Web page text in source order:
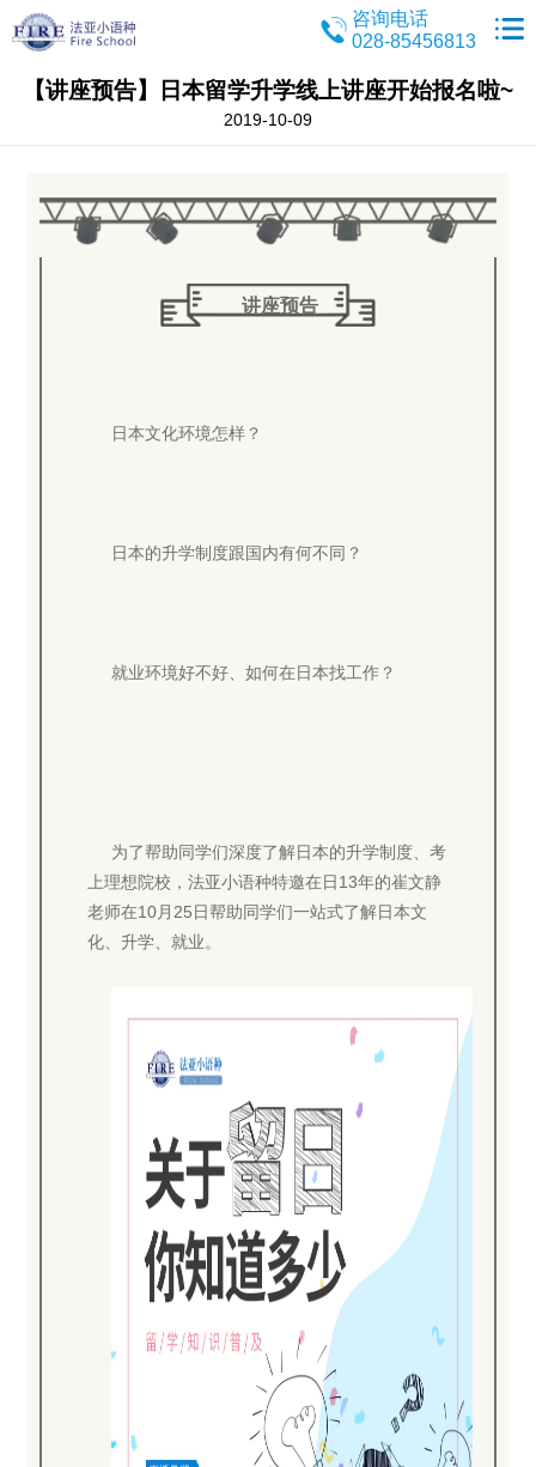
咨询电话
028-85456813
【讲座预告】日本留学升学线上讲座开始报名啦~
2019-10-09
讲座预告
日本文化环境怎样？
日本的升学制度跟国内有何不同？
就业环境好不好、如何在日本找工作？
为了帮助同学们深度了解日本的升学制度、考
上理想院校，法亚小语种特邀在日13年的崔文静
老师在10月25日帮助同学们一站式了解日本文
化、升学、就业。